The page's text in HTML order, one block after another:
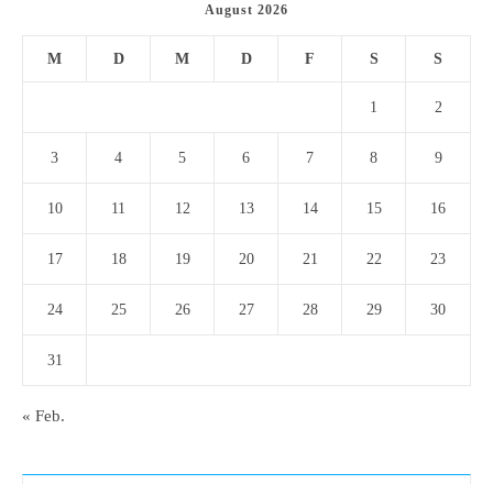
August 2026
M D M D F S S
1 2
3 4 5 6 7 8 9
10 11 12 13 14 15 16
17 18 19 20 21 22 23
24 25 26 27 28 29 30
31
« Feb.